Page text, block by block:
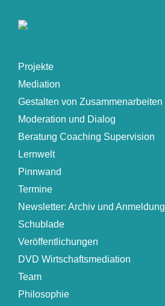
Projekte
Mediation
Gestalten von Zusammenarbeiten
Moderation und Dialog
Beratung Coaching Supervision
Lernwelt
Pinnwand
Termine
Newsletter: Archiv und Anmeldung
Schublade
Veröffentlichungen
DVD Wirtschaftsmediation
Team
Philosophie